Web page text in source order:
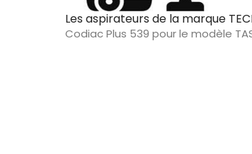
Les aspirateurs de la marque
Codiac Plus 539 pour le modèle